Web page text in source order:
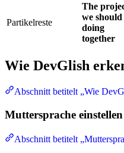
Partikelreste
The
we should
doing
together
Wie DevGlish
Abschnitt betitelt „Wie
Muttersprache einstellen
Abschnitt betitelt